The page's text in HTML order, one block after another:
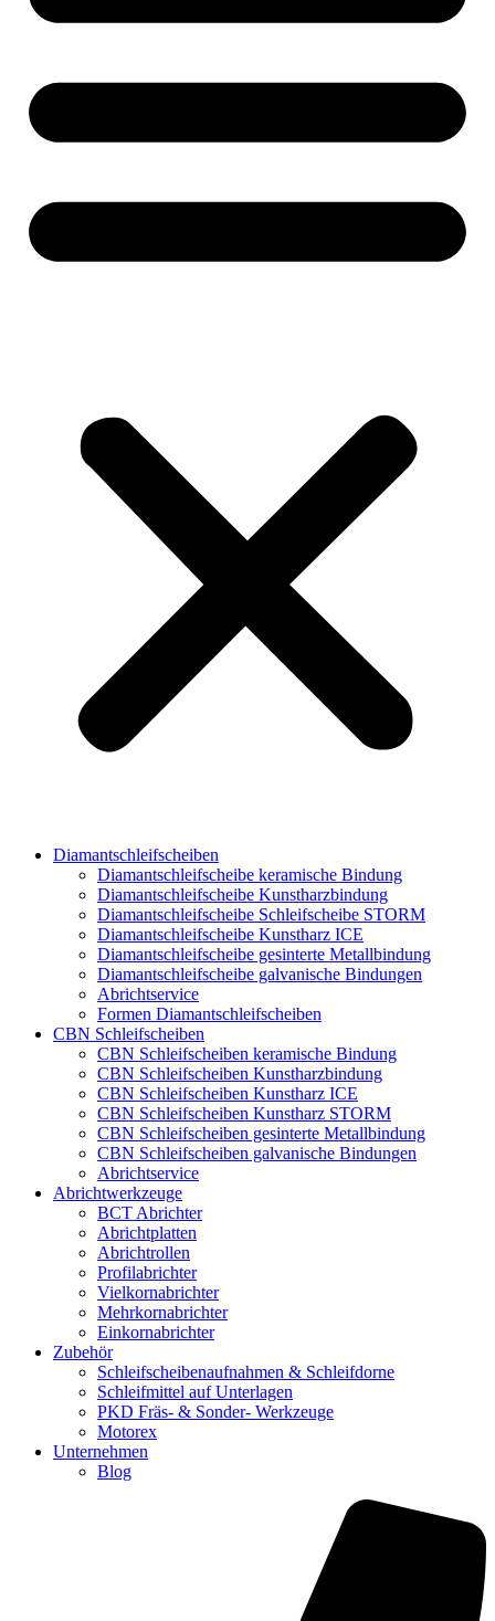
Diamantschleifscheiben
Diamantschleifscheibe keramische Bindung
Diamantschleifscheibe Kunstharzbindung
Diamantschleifscheibe Schleifscheibe STORM
Diamantschleifscheibe Kunstharz ICE
Diamantschleifscheibe gesinterte Metallbindung
Diamantschleifscheibe galvanische Bindungen
Abrichtservice
Formen Diamantschleifscheiben
CBN Schleifscheiben
CBN Schleifscheiben keramische Bindung
CBN Schleifscheiben Kunstharzbindung
CBN Schleifscheiben Kunstharz ICE
CBN Schleifscheiben Kunstharz STORM
CBN Schleifscheiben gesinterte Metallbindung
CBN Schleifscheiben galvanische Bindungen
Abrichtservice
Abrichtwerkzeuge
BCT Abrichter
Abrichtplatten
Abrichtrollen
Profilabrichter
Vielkornabrichter
Mehrkornabrichter
Einkornabrichter
Zubehör
Schleifscheibenaufnahmen & Schleifdorne
Schleifmittel auf Unterlagen
PKD Fräs- & Sonder- Werkzeuge
Motorex
Unternehmen
Blog